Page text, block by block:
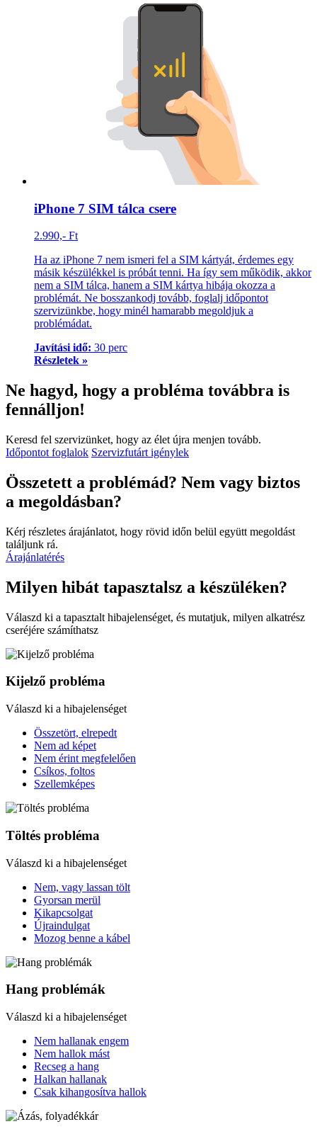
iPhone 7 SIM tálca csere
2.990,- Ft
Ha az iPhone 7 nem ismeri fel a SIM kártyát, érdemes egy
másik készülékkel is próbát tenni. Ha így sem működik, akkor
nem a SIM tálca, hanem a SIM kártya hibája okozza a
problémát. Ne bosszankodj tovább, foglalj időpontot
szervizünkbe, hogy minél hamarabb megoldjuk a
problémádat.
Javítási idő: 30 perc
Részletek »
Ne hagyd, hogy a probléma továbbra is
fennálljon!
Keresd fel szervizünket, hogy az élet újra menjen tovább.
Időpontot foglalok Szervizfutárt igénylek
Összetett a problémád? Nem vagy biztos
a megoldásban?
Kérj részletes árajánlatot, hogy rövid időn belül együtt megoldást
találjunk rá.
Árajánlatérés
Milyen hibát tapasztalsz a készüléken?
Válaszd ki a tapasztalt hibajelenséget, és mutatjuk, milyen alkatrész
cseréjére számíthatsz
Kijelző probléma
Válaszd ki a hibajelenséget
Összetört, elrepedt
Nem ad képet
Nem érint megfelelően
Csíkos, foltos
Szellemképes
Töltés probléma
Válaszd ki a hibajelenséget
Nem, vagy lassan tölt
Gyorsan merül
Kikapcsolgat
Újraindulgat
Mozog benne a kábel
Hang problémák
Válaszd ki a hibajelenséget
Nem hallanak engem
Nem hallok mást
Recseg a hang
Halkan hallanak
Csak kihangosítva hallok